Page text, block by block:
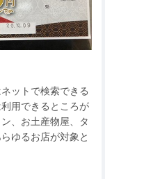
ットで検索できる
用できるところが
、お土産物屋、タ
ゆるお店が対象と